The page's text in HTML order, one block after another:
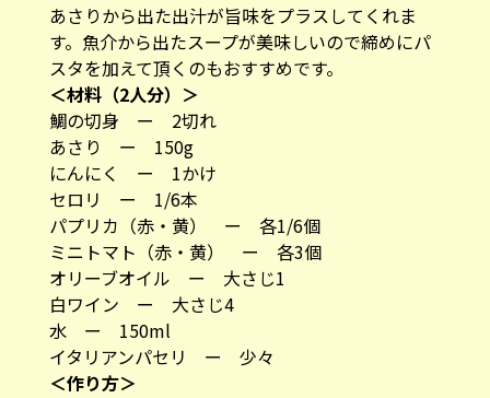
あさりから出た出汁が旨味をプラスしてくれま
す。魚介から出たスープが美味しいので締めにパ
スタを加えて頂くのもおすすめです。
＜材料（2人分）＞
鯛の切身 ー 2切れ
あさり ー 150g
にんにく ー 1かけ
セロリ ー 1/6本
パプリカ（赤・黄） ー 各1/6個
ミニトマト（赤・黄） ー 各3個
オリーブオイル ー 大さじ1
白ワイン ー 大さじ4
水 ー 150ml
イタリアンパセリ ー 少々
＜作り方＞